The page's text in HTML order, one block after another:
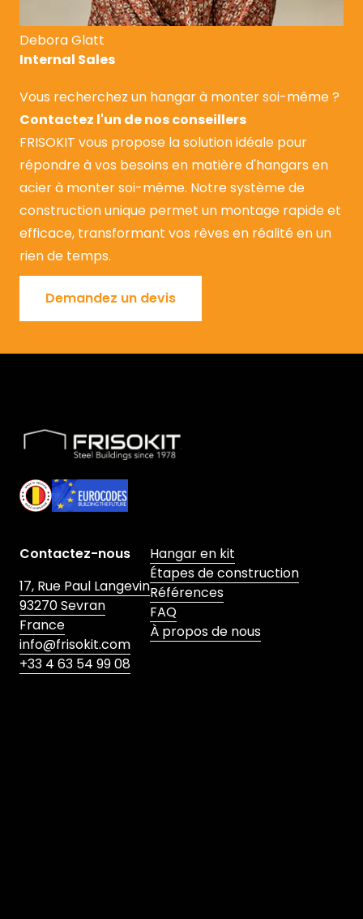
Debora Glatt
Internal Sales
Vous recherchez un hangar à monter soi-même ?
Contactez l'un de nos conseillers
FRISOKIT vous propose la solution idéale pour
répondre à vos besoins en matière d'hangars en
acier à monter soi-même. Notre système de
construction unique permet un montage rapide et
efficace, transformant vos rêves en réalité en un
rien de temps.
Demandez un devis
Demandez un devis
Contactez-nous
17, Rue Paul Langevin
93270 Sevran
France
info@frisokit.com
+33 4 63 54 99 08
Hangar en kit
Étapes de construction
Références
FAQ
À propos de nous